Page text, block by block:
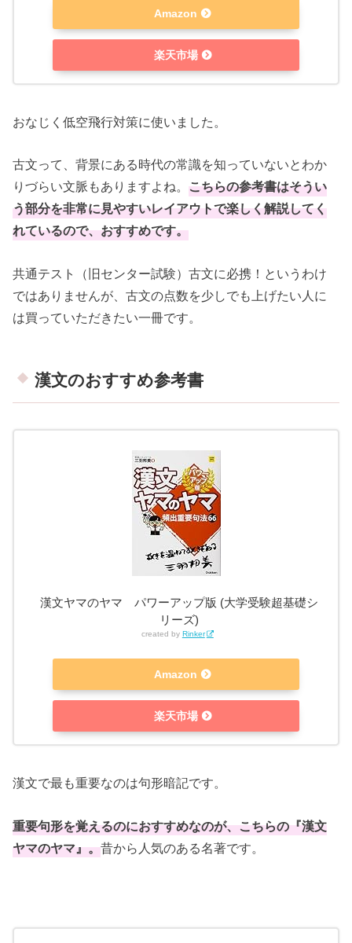
Amazon
楽天市場
おなじく低空飛行対策に使いました。
古文って、背景にある時代の常識を知っていないとわか
りづらい文脈もありますよね。こちらの参考書はそうい
う部分を非常に見やすいレイアウトで楽しく解説してく
れているので、おすすめです。
共通テスト（旧センター試験）古文に必携！というわけ
ではありませんが、古文の点数を少しでも上げたい人に
は買っていただきたい一冊です。
漢文のおすすめ参考書
漢文ヤマのヤマ パワーアップ版 (大学受験超基礎シ
リーズ)
created by Rinker
Amazon
楽天市場
漢文で最も重要なのは句形暗記です。
重要句形を覚えるのにおすすめなのが、こちらの『漢文
ヤマのヤマ』。昔から人気のある名著です。